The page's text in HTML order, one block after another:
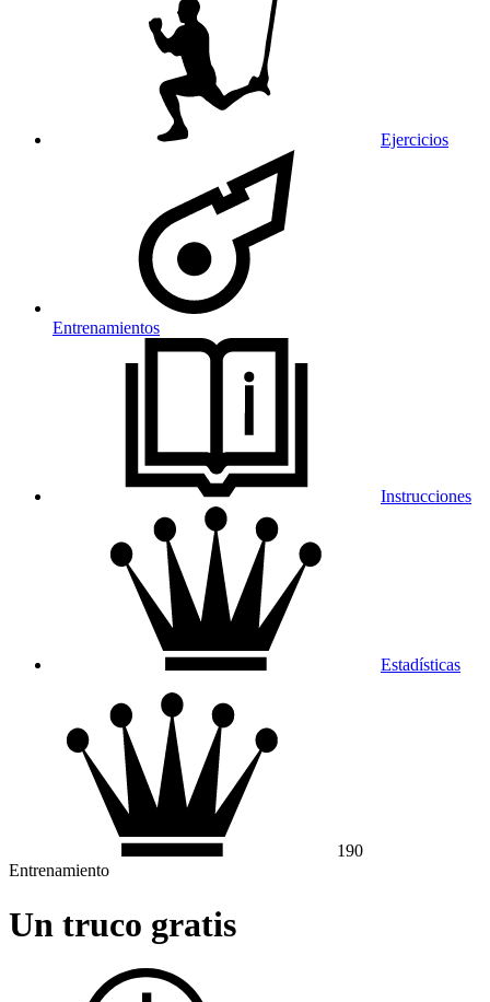
Ejercicios
Entrenamientos
Instrucciones
Estadísticas
190
Entrenamiento
Un truco gratis